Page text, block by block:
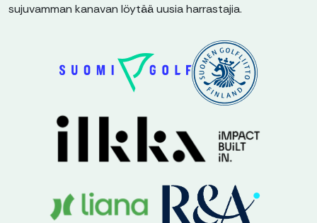
sujuvamman kanavan löytää uusia harrastajia.